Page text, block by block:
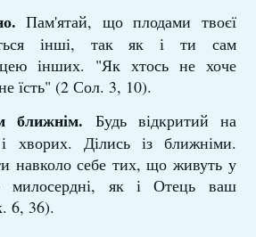
Пам'ятай, що плодами твоєї
інші, так як і ти сам
інших. "Як хтось не хоче
їсть" (2 Сол. 3, 10).
ближнім. Будь відкритий на
хворих. Ділись із ближніми.
навколо себе тих, що живуть у
милосердні, як і Отець ваш
6, 36).